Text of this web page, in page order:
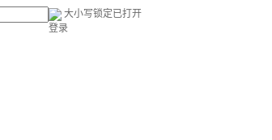
大小写锁定已打开
登录